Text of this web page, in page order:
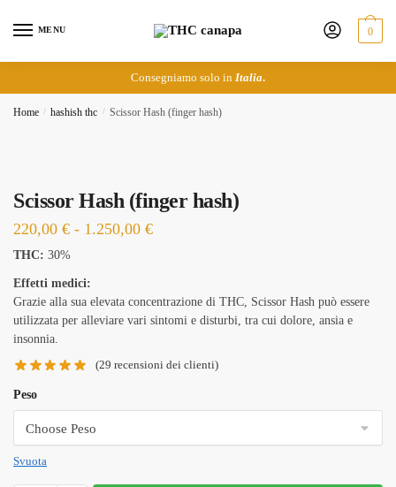
MENU 0
Consegniamo solo in Italia.
Home / hashish thc / Scissor Hash (finger hash)
Scissor Hash (finger hash)
220,00 € - 1.250,00 €Fascia
da
220,00 €
1.250,00 €
THC: 30%
Effetti medici:
Grazie alla sua elevata concentrazione di THC, Scissor Hash può essere
utilizzata per alleviare vari sintomi e disturbi, tra cui dolore, ansia e
insonnia.
(29 recensioni dei clienti)
Peso
Svuota